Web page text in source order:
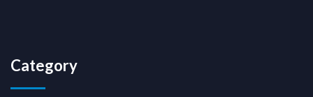
Category